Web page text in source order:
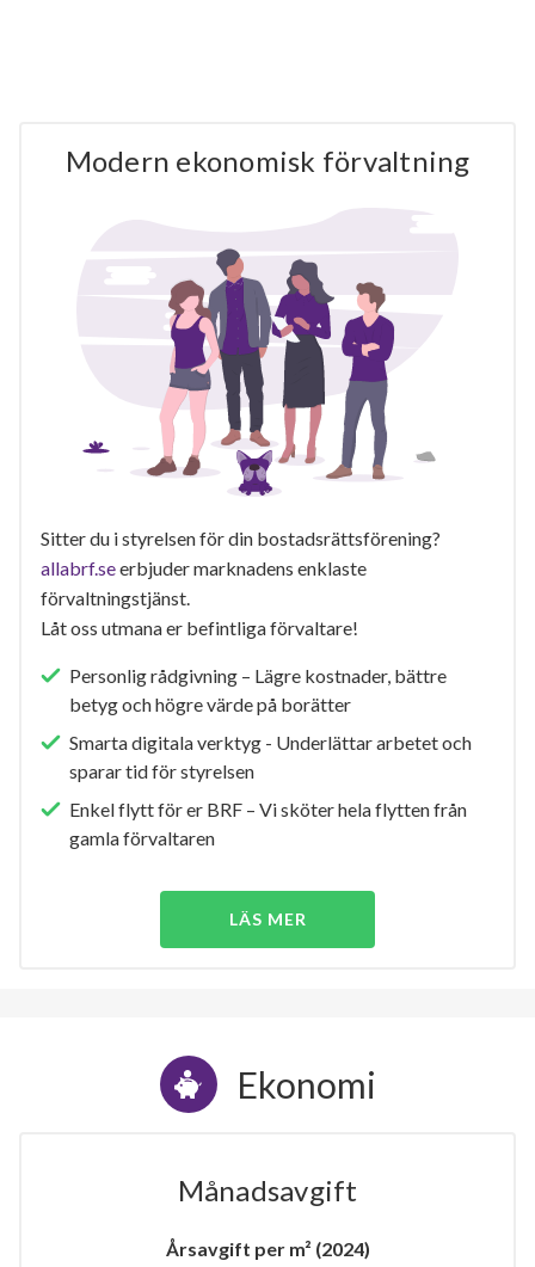
Modern ekonomisk förvaltning
Sitter du i styrelsen för din bostadsrättsförening?
allabrf.seerbjuder marknadens enklaste
förvaltningstjänst.
Låt oss utmana er befintliga förvaltare!
Personlig rådgivning – Lägre kostnader, bättre
betyg och högre värde på borätter
Smarta digitala verktyg - Underlättar arbetet och
sparar tid för styrelsen
Enkel flytt för er BRF – Vi sköter hela flytten från
gamla förvaltaren
LÄS MER
Ekonomi
Månadsavgift
Årsavgift per m² (2024)